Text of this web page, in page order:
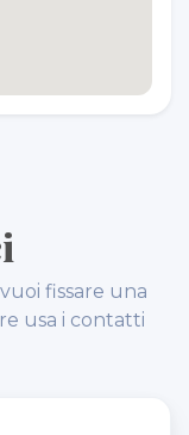
fissare una
usa i contatti